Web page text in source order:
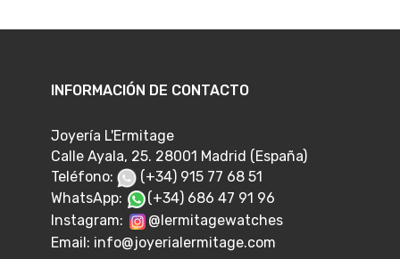
INFORMACIÓN DE CONTACTO
Joyería L'Ermitage
Calle Ayala, 25. 28001 Madrid (España)
Teléfono:
(+34) 915 77 68 51
WhatsApp:
(+34) 686 47 91 96
Instagram:
@lermitagewatches
Email: info@joyerialermitage.com